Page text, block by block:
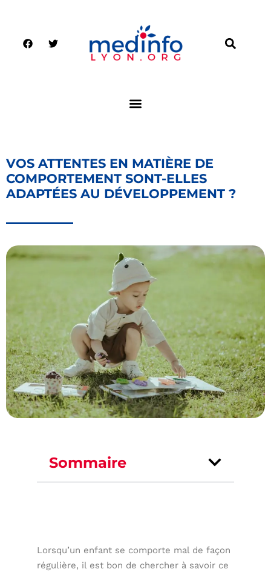
VOS ATTENTES EN MATIÈRE DE
COMPORTEMENT SONT-ELLES
ADAPTÉES AU DÉVELOPPEMENT ?
Sommaire
Lorsqu’un enfant se comporte mal de façon
régulière, il est bon de chercher à savoir ce